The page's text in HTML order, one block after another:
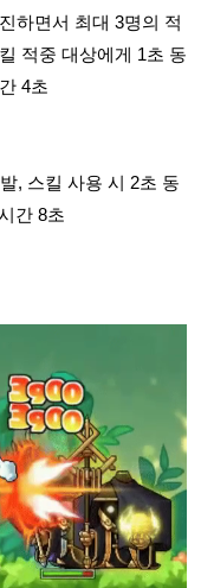
하면서 최대 3명의 적
적중 대상에게 1초 동
4초
, 스킬 사용 시 2초 동
간 8초